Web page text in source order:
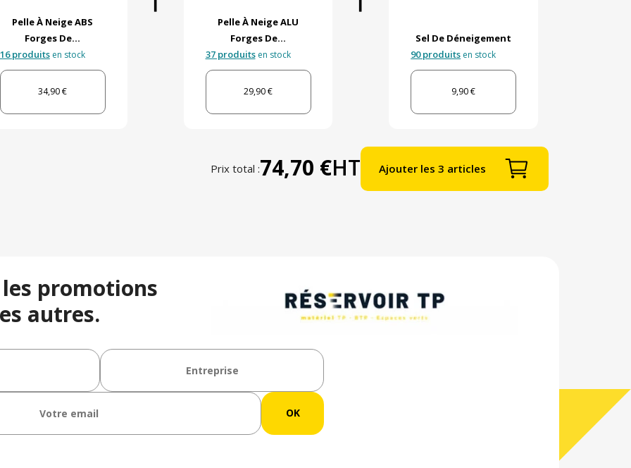
Pelle À Neige ABS
Forges De...
16 produitsen stock
34,90 €
Pelle À Neige ALU
Forges De...
37 produitsen stock
29,90 €
Sel De Déneigement
90 produits en stock
9,90 €
Prix total :74,70 €HT Ajouter les 3 articles
promotions
autres.